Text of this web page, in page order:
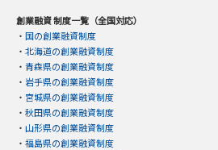
創業融資 制度一覧（全国対応）
・ 国の創業融資制度
・ 北海道の創業融資制度
・ 青森県の創業融資制度
・ 岩手県の創業融資制度
・ 宮城県の創業融資制度
・ 秋田県の創業融資制度
・ 山形県の創業融資制度
・ 福島県の創業融資制度